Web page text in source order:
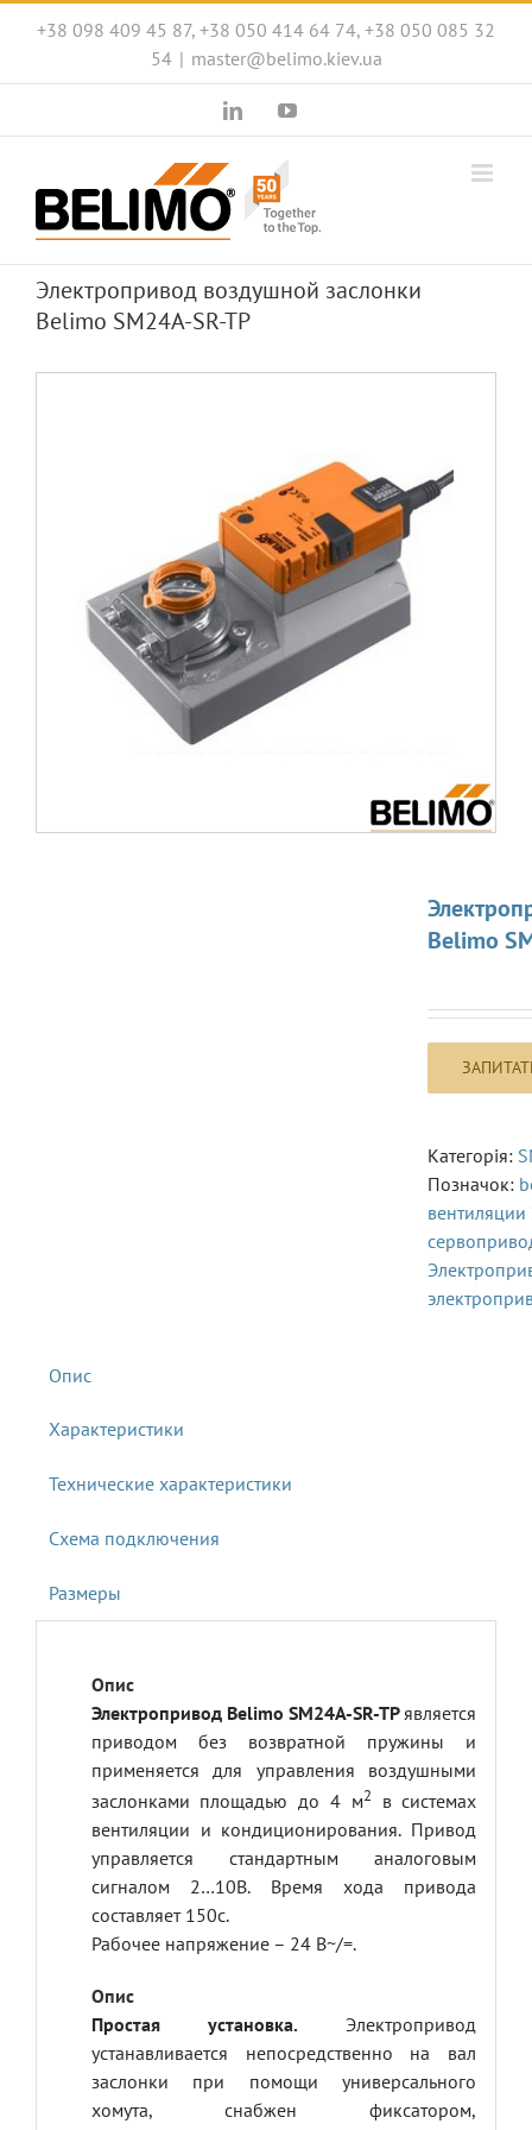
+38 098 409 45 87, +38 050 414 64 74, +38 050 085 32
54 | master@belimo.kiev.ua
LinkedInYouTube
Электропривод воздушной заслонки
Belimo SM24A-SR-TP
Belimo
Категорія:
Позначок:
Характеристики
Технические характеристики
Схема подключения
Размеры
Электропривод Belimo SM24A-SR-TP является
приводом без возвратной пружины и
применяется для управления воздушными
заслонками площадью до 4 м2
в системах
вентиляции и кондиционирования. Привод
управляется стандартным аналоговым
сигналом 2…10В. Время хода привода
составляет 150с.
Рабочее напряжение – 24 В~/=.
Простая установка. Электропривод
устанавливается непосредственно на вал
заслонки при помощи универсального
хомута, снабжен фиксатором,